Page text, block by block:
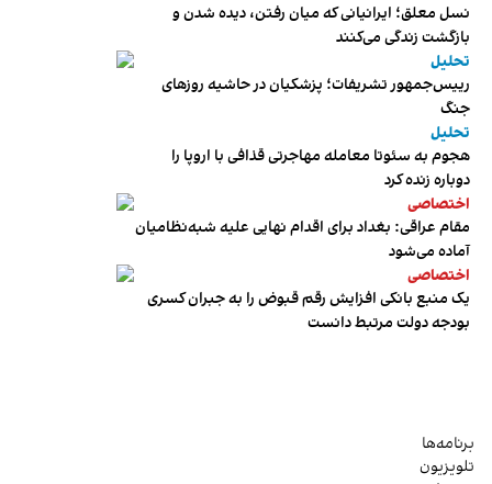
نسل معلق؛ ایرانیانی که میان رفتن، دیده شدن و
بازگشت زندگی می‌کنند
تحلیل
رییس‌جمهور تشریفات؛ پزشکیان در حاشیه روزهای
جنگ
تحلیل
هجوم به سئوتا معامله مهاجرتی قذافی با اروپا را
دوباره زنده کرد
اختصاصی
مقام عراقی: بغداد برای اقدام نهایی علیه شبه‌نظامیان
آماده می‌شود
اختصاصی
یک منبع بانکی افزایش رقم قبوض را به جبران کسری
بودجه دولت مرتبط دانست
برنامه‌ها
تلویزیون